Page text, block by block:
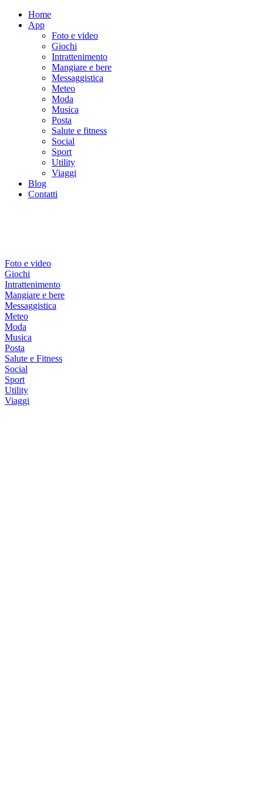
Home
App
Foto e video
Giochi
Intrattenimento
Mangiare e bere
Messaggistica
Meteo
Moda
Musica
Posta
Salute e fitness
Social
Sport
Utility
Viaggi
Blog
Contatti
Foto e video
Giochi
Intrattenimento
Mangiare e bere
Messaggistica
Meteo
Moda
Musica
Posta
Salute e Fitness
Social
Sport
Utility
Viaggi